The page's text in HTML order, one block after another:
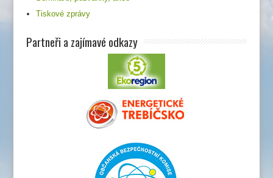
Tiskové zprávy
Partneři a zajímavé odkazy